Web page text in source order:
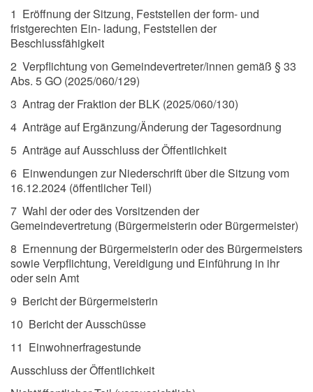
1 Eröffnung der Sitzung, Feststellen der form- und
fristgerechten Ein- ladung, Feststellen der
Beschlussfähigkeit
2 Verpflichtung von Gemeindevertreter/innen gemäß § 33
Abs. 5 GO (2025/060/129)
3 Antrag der Fraktion der BLK (2025/060/130)
4 Anträge auf Ergänzung/Änderung der Tagesordnung
5 Anträge auf Ausschluss der Öffentlichkeit
6 Einwendungen zur Niederschrift über die Sitzung vom
16.12.2024 (öffentlicher Teil)
7 Wahl der oder des Vorsitzenden der
Gemeindevertretung (Bürgermeisterin oder Bürgermeister)
8 Ernennung der Bürgermeisterin oder des Bürgermeisters
sowie Verpflichtung, Vereidigung und Einführung in ihr
oder sein Amt
9 Bericht der Bürgermeisterin
10 Bericht der Ausschüsse
11 Einwohnerfragestunde
Ausschluss der Öffentlichkeit